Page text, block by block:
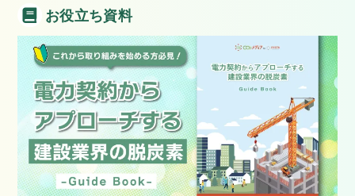
お役立ち資料